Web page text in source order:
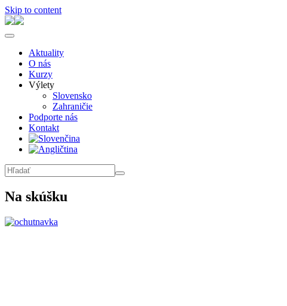
Skip to content
Aktuality
O nás
Kurzy
Výlety
Slovensko
Zahraničie
Podporte nás
Kontakt
Na skúšku